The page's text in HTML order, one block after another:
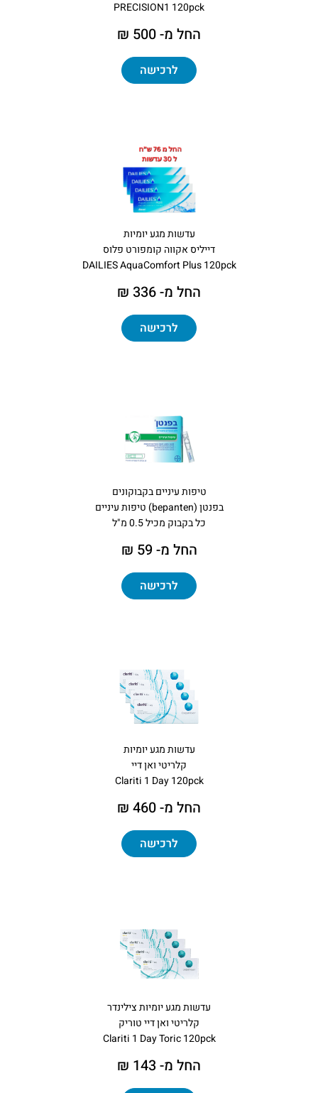
PRECISION1 120pck
החל מ- 500 ₪
לרכישה
עדשות מגע יומיות
דייליס אקווה קומפורט פלוס
DAILIES AquaComfort Plus 120pck
החל מ- 336 ₪
לרכישה
טיפות עיניים בקבוקונים
בפנטן (bepanten) טיפות עיניים
כל בקבוק מכיל 0.5 מ"ל
החל מ- 59 ₪
לרכישה
עדשות מגע יומיות
קלריטי ואן דיי
Clariti 1 Day 120pck
החל מ- 460 ₪
לרכישה
עדשות מגע יומיות צילינדר
קלריטי ואן דיי טוריק
Clariti 1 Day Toric 120pck
החל מ- 143 ₪